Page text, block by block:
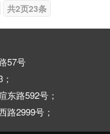
共2页23条
57号
东路592号；
路2999号；